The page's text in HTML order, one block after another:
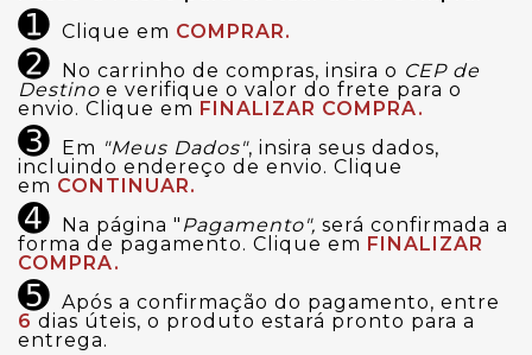
➊ Clique em COMPRAR.
➋ No carrinho de compras, insira o CEP de
Destino e verifique o valor do frete para o
envio. Clique em FINALIZAR COMPRA.
➌ Em "Meus Dados", insira seus dados,
incluindo endereço de envio. Clique
em CONTINUAR.
➍ Na página " Pagamento", será confirmada a
forma de pagamento. Clique em FINALIZAR
COMPRA.
➎ Após a confirmação do pagamento, entre
6 dias úteis, o produto estará pronto para a
entrega.